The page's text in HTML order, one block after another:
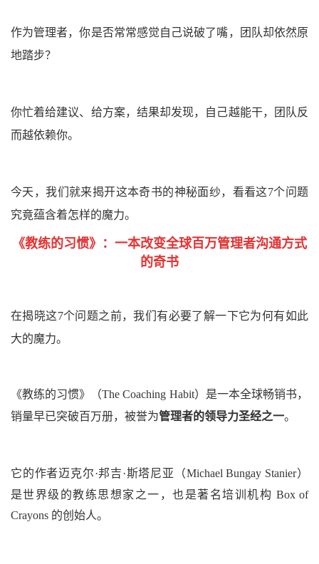
作为管理者，你是否常常感觉自己说破了嘴，团队却依然原
地踏步？
你忙着给建议、给方案，结果却发现，自己越能干，团队反
而越依赖你。
今天，我们就来揭开这本奇书的神秘面纱，看看这7个问题
究竟蕴含着怎样的魔力。
《教练的习惯》： 一本改变全球百万管理者沟通方式
的奇书
在揭晓这7个问题之前，我们有必要了解一下它为何有如此
大的魔力。
《教练的习惯》 （The Coaching Habit） 是一本全球畅销书，
销量早已突破百万册，被誉为管理者的领导力圣经之一。
它的作者迈克尔·邦吉·斯塔尼亚
（Michael Bungay Stanier）
是世界级的教练思想家之一，也是著名培训机构 Box of
Crayons 的创始人。